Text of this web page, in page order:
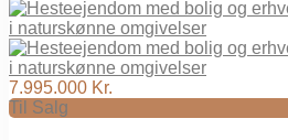
7.995.000 Kr.
Til Salg